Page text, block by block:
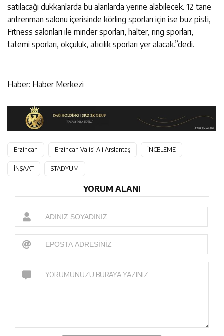
satılacağı dükkanlarda bu alanlarda yerine alabilecek. 12 tane
antrenman salonu içerisinde körling sporları için ise buz pisti,
Fitness salonları ile minder sporları, halter, ring sporları,
tatemi sporları, okçuluk, atıcılık sporları yer alacak.”dedi.
Haber: Haber Merkezi
Erzincan Erzincan Valisi Ali Arslantaş İNCELEME
İNŞAAT STADYUM
YORUM ALANI